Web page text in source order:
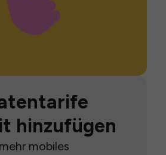
hinzufügen
mobiles